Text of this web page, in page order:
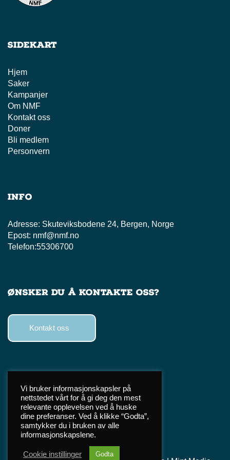
Ingen sensitiv personlig informasjon lagres av
Sidekart
Hjem
Saker
Kampanjer
Om NMF
Kontakt oss
Doner
Bli medlem
Personvern
Info
Adresse: Skuteviksbodene 24, Bergen, Norge
Epost: nmf@nmf.no
Telefon:55306700
Ønsker du å kontakte oss?
Kontakt oss
Facebook
Instagram
TikTok
Vi bruker informasjonskapsler på
nettstedet vårt for å gi deg den mest
relevante opplevelsen ved å huske
dine preferanser. Ved å klikke “Godta”,
samtykker du i bruken av alle
informasjonskapslene.
Cookie instillinger Godta